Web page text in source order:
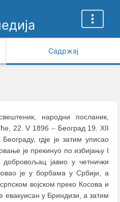
Садржај
народни посланик,
22. V 1896 –Београд 19. XII
гдје је затим уписао
је прекинуо по избијању I
добровољац јавио у четнички
је у борбама у Србији, а
војском преко Косова и
евакуисан у Бриндизи, а затим